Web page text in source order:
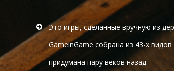
Это игры, сделанные вручную из
GameinGame собрана из 43-х
придумана пару веков назад.